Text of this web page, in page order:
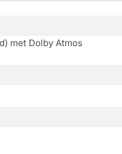
met Dolby Atmos